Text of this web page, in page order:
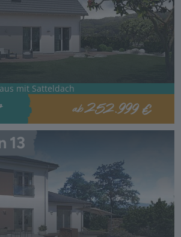
mit Satteldach
ab252.999 €
13